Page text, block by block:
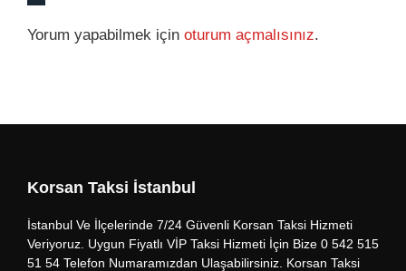
Yorum yapabilmek için oturum açmalısınız.
Korsan Taksi İstanbul
İstanbul Ve İlçelerinde 7/24 Güvenli Korsan Taksi Hizmeti
Veriyoruz. Uygun Fiyatlı VİP Taksi Hizmeti İçin Bize 0 542 515
51 54 Telefon Numaramızdan Ulaşabilirsiniz. Korsan Taksi